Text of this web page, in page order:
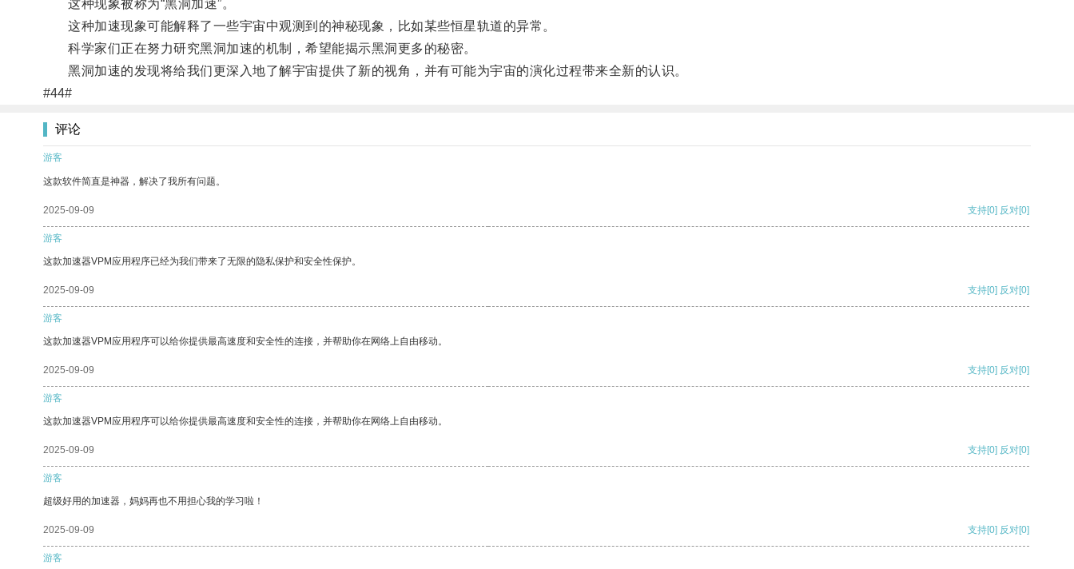
这种现象被称为“黑洞加速”。
这种加速现象可能解释了一些宇宙中观测到的神秘现象，比如某些恒星轨道的异常。
科学家们正在努力研究黑洞加速的机制，希望能揭示黑洞更多的秘密。
黑洞加速的发现将给我们更深入地了解宇宙提供了新的视角，并有可能为宇宙的演化过程带来全新的认识。
#44#
评论
游客
这款软件简直是神器，解决了我所有问题。
2025-09-09 支持[0] 反对[0]
游客
这款加速器VPM应用程序已经为我们带来了无限的隐私保护和安全性保护。
2025-09-09 支持[0] 反对[0]
游客
这款加速器VPM应用程序可以给你提供最高速度和安全性的连接，并帮助你在网络上自由移动。
2025-09-09 支持[0] 反对[0]
游客
这款加速器VPM应用程序可以给你提供最高速度和安全性的连接，并帮助你在网络上自由移动。
2025-09-09 支持[0] 反对[0]
游客
超级好用的加速器，妈妈再也不用担心我的学习啦！
2025-09-09 支持[0] 反对[0]
游客